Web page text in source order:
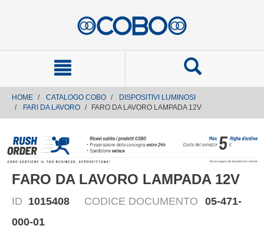
HOME CATALOGO COBO
DISPOSITIVI LUMINOSI
FARI DA LAVORO
FARO DA LAVORO LAMPADA 12V
FARO DA LAVORO LAMPADA 12V
ID 1015408 CODICE DOCUMENTO
05-471-
000-01